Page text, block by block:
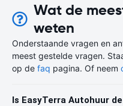
Wat de
weten
Onderstaande vragen en
meest gestelde vragen.
op de faq pagina. Of neem
Is EasyTerra Autohuur